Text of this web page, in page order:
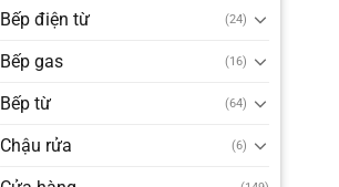
Bếp điện từ (24)
Bếp gas (16)
Bếp từ (64)
Chậu rửa (6)